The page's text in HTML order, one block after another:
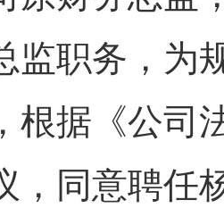
监职务，为
根据《公司
，同意聘任